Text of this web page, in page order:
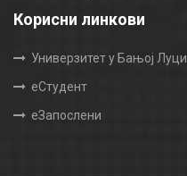
Корисни линкови
Универзитет у Бањој Луци
еСтудент
еЗапослени